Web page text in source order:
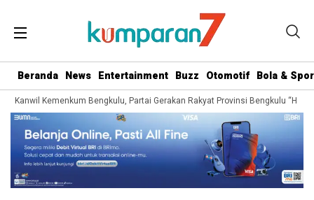
Beranda News Entertainment Buzz Otomotif Bola &
Kanwil Kemenkum Bengkulu, Partai Gerakan Rakyat Provinsi Bengkulu “Hadir